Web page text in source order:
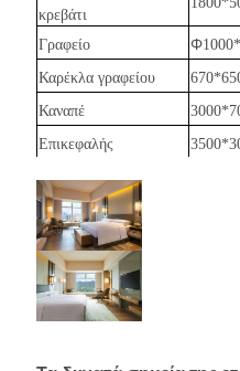
κρεβάτι
Γραφείο Φ
Καρέκλα γραφείου
Καναπέ
Επικεφαλής
Το τηλεοπτικό φόντο
Ντουλάπα
Μίνι μπαρ
Καρέκλα αναψυχής
Μικρή στρογγυλή